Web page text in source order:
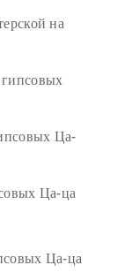
на
гипсовых
Ца-
Ца-ца
Ца-ца